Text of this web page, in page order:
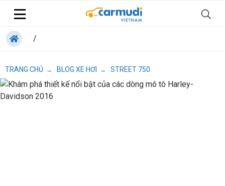
/
TRANG CHỦ → BLOG XE HƠI → STREET 750